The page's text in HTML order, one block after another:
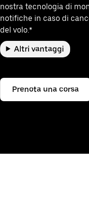
nostra tecnologia di
notifiche in caso di
del volo.*
Altri vantaggi
Prenota una corsa